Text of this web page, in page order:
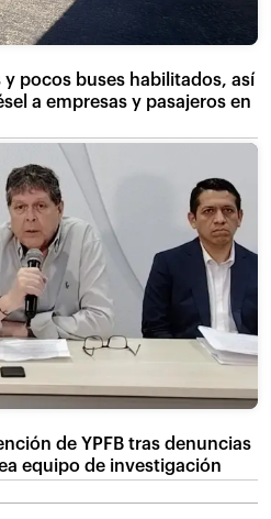
pocos buses habilitados, así
a empresas y pasajeros en
de YPFB tras denuncias
equipo de investigación